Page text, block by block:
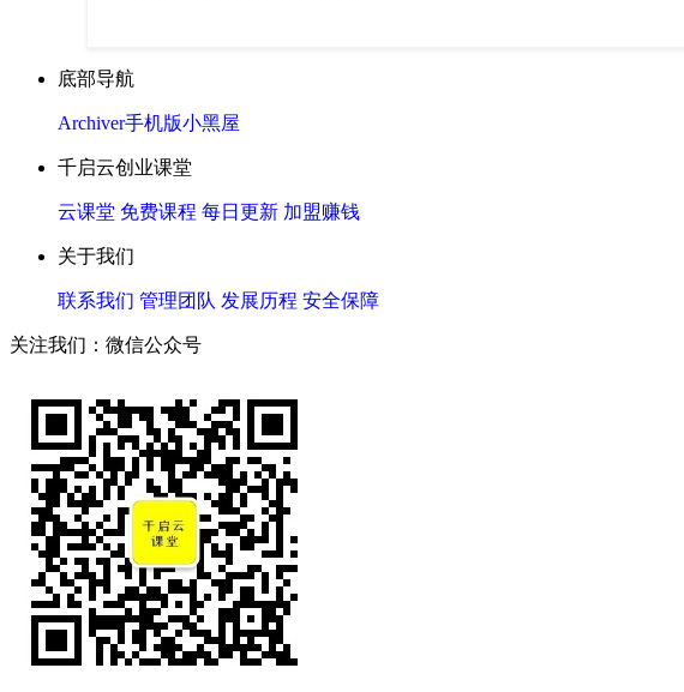
底部导航
Archiver手机版小黑屋
千启云创业课堂
云课堂 免费课程 每日更新 加盟赚钱
关于我们
联系我们 管理团队 发展历程 安全保障
关注我们：微信公众号